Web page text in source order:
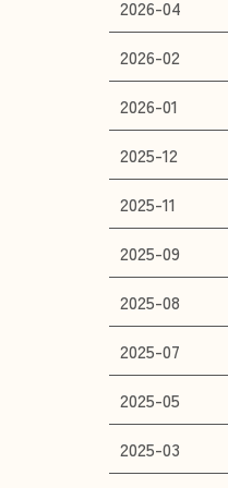
2026-04
2026-02
2026-01
2025-12
2025-11
2025-09
2025-08
2025-07
2025-05
2025-03